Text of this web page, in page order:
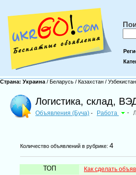
Страна: Украина / Беларусь / Казахстан / Узбекистан
Логистика, склад,
Объявления (Буча) - Работа -
Количество объявлений в рубрике: 4
ТОП Как сделать